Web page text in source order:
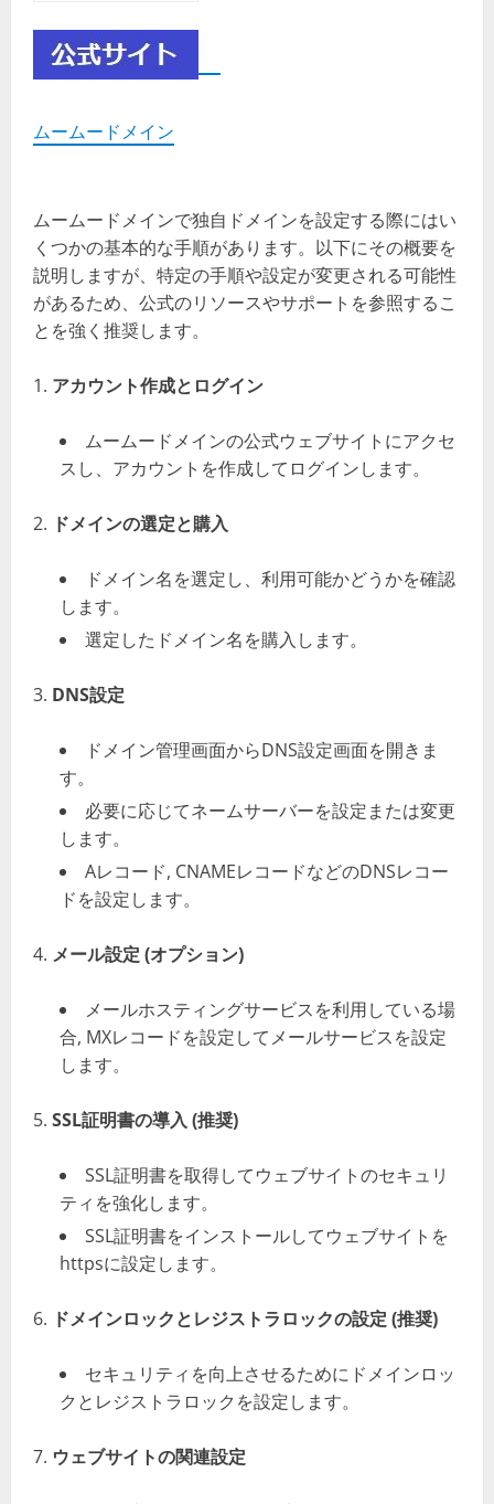
ムームードメイン
ムームードメインで独自ドメインを設定する際にはい
くつかの基本的な手順があります。以下にその概要を
説明しますが、特定の手順や設定が変更される可能性
があるため、公式のリソースやサポートを参照するこ
とを強く推奨します。
アカウント作成とログイン
ムームードメインの公式ウェブサイトにアクセ
スし、アカウントを作成してログインします。
ドメインの選定と購入
ドメイン名を選定し、利用可能かどうかを確認
します。
選定したドメイン名を購入します。
DNS設定
ドメイン管理画面からDNS設定画面を開きま
す。
必要に応じてネームサーバーを設定または変更
します。
Aレコード, CNAMEレコードなどのDNSレコー
ドを設定します。
メール設定 (オプション)
メールホスティングサービスを利用している場
合, MXレコードを設定してメールサービスを設定
します。
SSL証明書の導入 (推奨)
SSL証明書を取得してウェブサイトのセキュリ
ティを強化します。
SSL証明書をインストールしてウェブサイトを
httpsに設定します。
ドメインロックとレジストラロックの設定 (推奨)
セキュリティを向上させるためにドメインロッ
クとレジストラロックを設定します。
ウェブサイトの関連設定